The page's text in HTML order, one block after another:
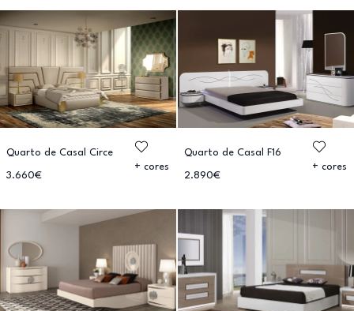
Quarto de Casal Circe
3.660€
+ cores
Quarto de Casal F16
2.890€
+ cores